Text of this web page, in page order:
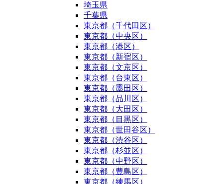
埼玉県
千葉県
東京都（千代田区）
東京都（中央区）
東京都（港区）
東京都（新宿区）
東京都（文京区）
東京都（台東区）
東京都（墨田区）
東京都（品川区）
東京都（大田区）
東京都（目黒区）
東京都（世田谷区）
東京都（渋谷区）
東京都（杉並区）
東京都（中野区）
東京都（豊島区）
東京都（練馬区）